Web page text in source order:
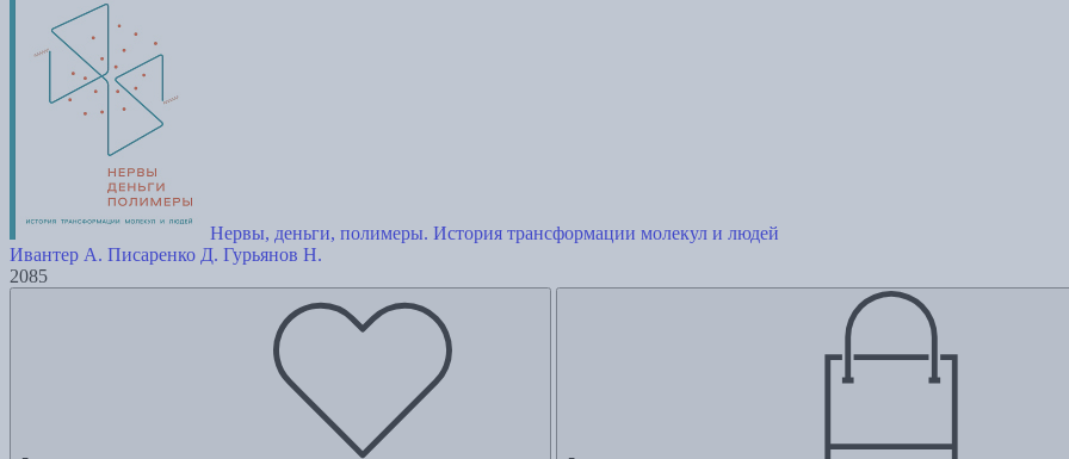
Нервы, деньги, полимеры. История трансформации молекул и людей
Ивантер А. Писаренко Д. Гурьянов Н.
2085